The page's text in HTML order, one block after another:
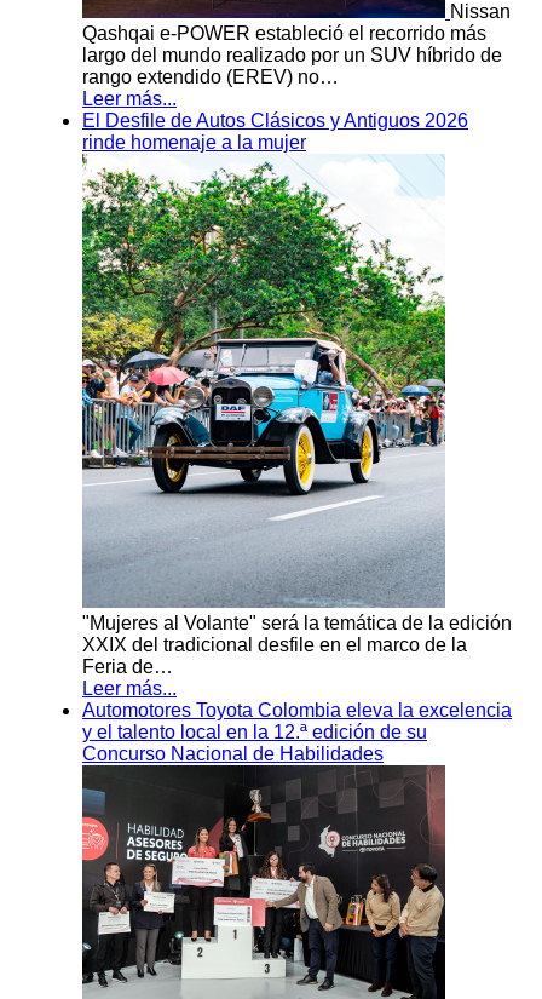
Nissan
Qashqai e-POWER estableció el recorrido más
largo del mundo realizado por un SUV híbrido de
rango extendido (EREV) no…
Leer más...
El Desfile de Autos Clásicos y Antiguos 2026
rinde homenaje a la mujer
"Mujeres al Volante" será la temática de la edición
XXIX del tradicional desfile en el marco de la
Feria de…
Leer más...
Automotores Toyota Colombia eleva la excelencia
y el talento local en la 12.ª edición de su
Concurso Nacional de Habilidades